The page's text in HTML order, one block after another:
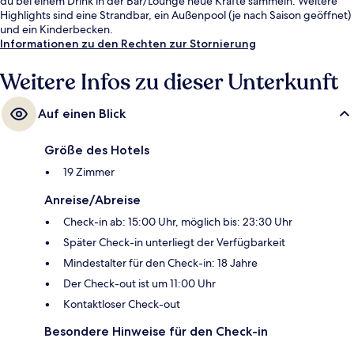
Highlights sind eine Strandbar, ein Außenpool (je nach Saison geöffnet)
und ein Kinderbecken.
Informationen zu den Rechten zur Stornierung
Weitere Infos zu dieser Unterkunft
Auf einen Blick
Größe des Hotels
19 Zimmer
Anreise/Abreise
Check-in ab: 15:00 Uhr, möglich bis: 23:30 Uhr
Später Check-in unterliegt der Verfügbarkeit
Mindestalter für den Check-in: 18 Jahre
Der Check-out ist um 11:00 Uhr
Kontaktloser Check-out
Besondere Hinweise für den Check-in